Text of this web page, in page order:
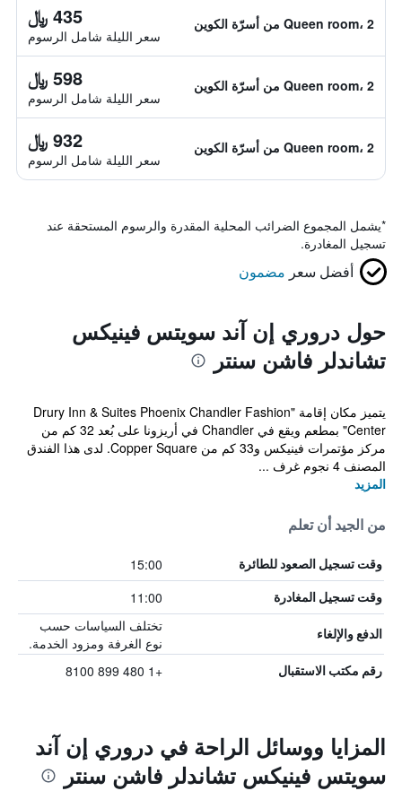
Queen room، 2 من أسرّة الكوين 435 ﷼
سعر الليلة شامل الرسوم
Queen room، 2 من أسرّة الكوين 598 ﷼
سعر الليلة شامل الرسوم
Queen room، 2 من أسرّة الكوين 932 ﷼
سعر الليلة شامل الرسوم
*يشمل المجموع الضرائب المحلية المقدرة والرسوم المستحقة عند
تسجيل المغادرة.
أفضل سعر مضمون
حول دروري إن آند سويتس فينيكس
تشاندلر فاشن سنتر
يتميز مكان إقامة "Drury Inn & Suites Phoenix Chandler Fashion
Center" بمطعم ويقع في Chandler في أريزونا على بُعد 32 كم من
مركز مؤتمرات فينيكس و33 كم من Copper Square. لدى هذا الفندق
المصنف 4 نجوم غرف ...
المزيد
من الجيد أن تعلم
وقت تسجيل الصعود للطائرة 15:00
وقت تسجيل المغادرة 11:00
الدفع والإلغاء
تختلف السياسات حسب
نوع الغرفة ومزود الخدمة.
رقم مكتب الاستقبال +1 480 899 8100
المزايا ووسائل الراحة في دروري إن آند
سويتس فينيكس تشاندلر فاشن سنتر